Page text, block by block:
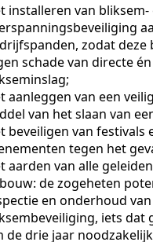
installeren van bliksem-
zodat deze
schade van directe
aanleggen van een
van het slaan van
beveiligen van festivals
tegen het
aarden van alle
de zogeheten
en onderhoud
iets
de drie jaar